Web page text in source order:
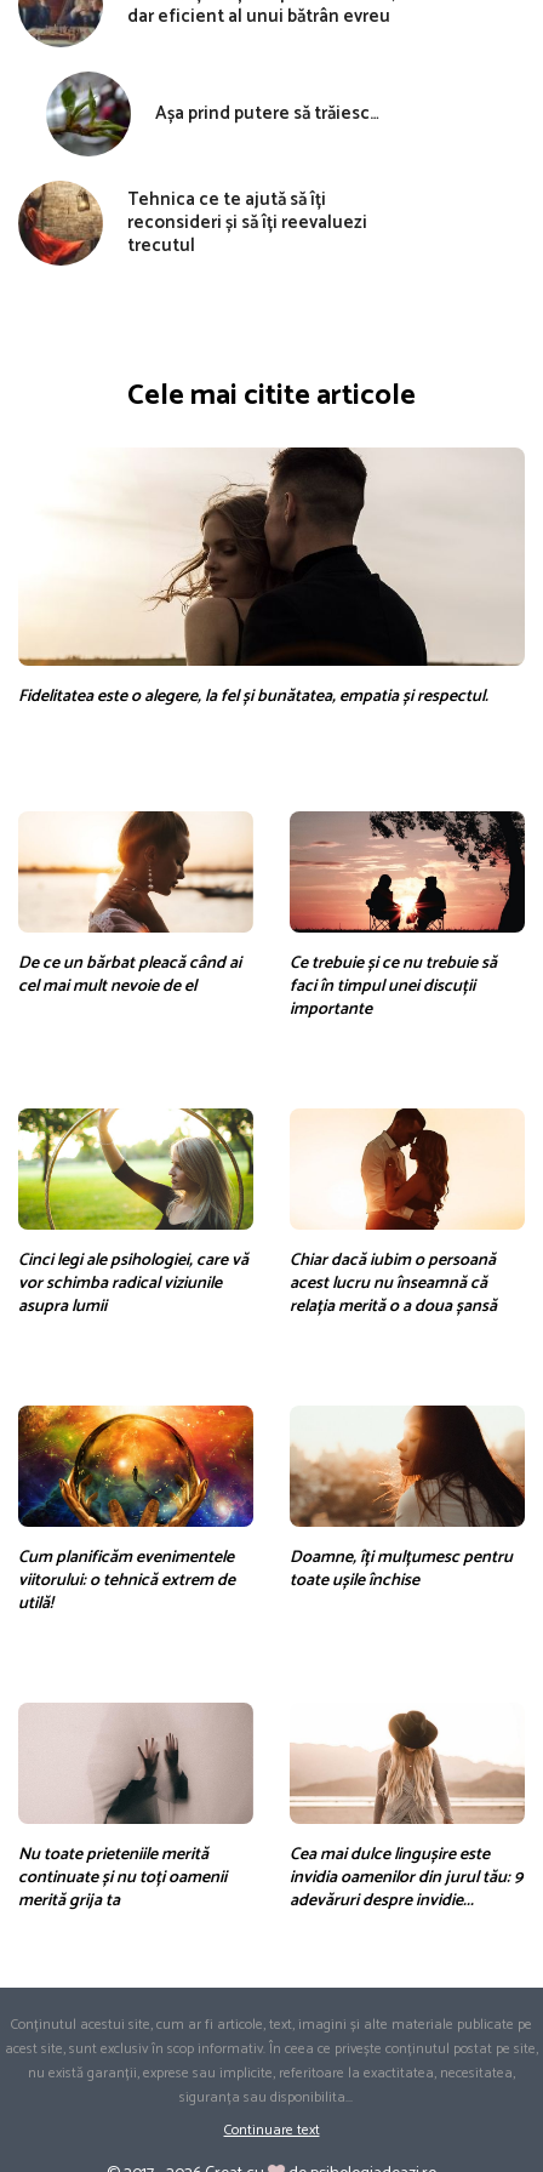
dar eficient al unui bătrân evreu
Așa prind putere să trăiesc…
Tehnica ce te ajută să îți
reconsideri și să îți reevaluezi
trecutul
Cele mai citite articole
Fidelitatea este o alegere, la fel și bunătatea, empatia și respectul.
De ce un bărbat pleacă când ai
cel mai mult nevoie de el
Ce trebuie și ce nu trebuie să
faci în timpul unei discuții
importante
Cinci legi ale psihologiei, care vă
vor schimba radical viziunile
asupra lumii
Chiar dacă iubim o persoană
acest lucru nu înseamnă că
relația merită o a doua șansă
Cum planificăm evenimentele
viitorului: o tehnică extrem de
utilă!
Doamne, îți mulțumesc pentru
toate ușile închise
Nu toate prieteniile merită
continuate și nu toți oamenii
merită grija ta
Cea mai dulce lingușire este
invidia oamenilor din jurul tău: 9
adevăruri despre invidie...
Conținutul acestui site, cum ar fi articole, text, imagini și alte materiale publicate pe
acest site, sunt exclusiv în scop informativ. În ceea ce privește conținutul postat pe site,
nu există garanții, exprese sau implicite, referitoare la exactitatea, necesitatea,
siguranța sau disponibilita...
Continuare text